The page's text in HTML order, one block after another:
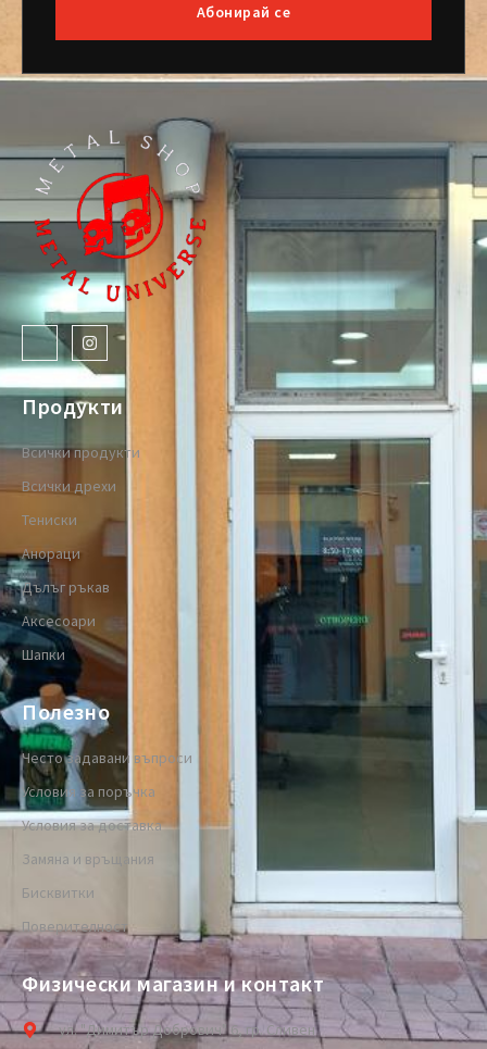
Абонирай се
Продукти
Всички продукти
Всички дрехи
Тениски
Анораци
Дълъг ръкав
Аксесоари
Шапки
Полезно
Често задавани въпроси
Условия за поръчка
Условия за доставка
Замяна и връщания
Бисквитки
Поверителност
Физически магазин и контакт
ул. "Димитър Добрович" 6, гр. Сливен